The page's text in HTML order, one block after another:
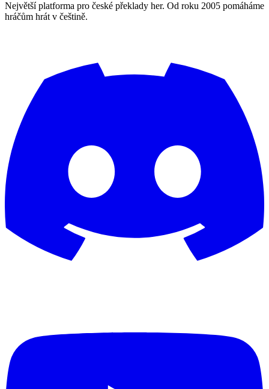
Největší platforma pro české překlady her. Od roku 2005 pomáháme
hráčům hrát v češtině.